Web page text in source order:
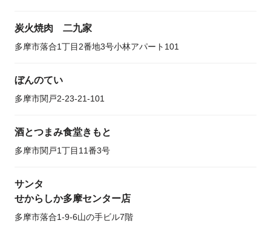
炭火焼肉 二九家
多摩市落合1丁目2番地3号小林アパート101
ぼんのてい
多摩市関戸2-23-21-101
酒とつまみ食堂きもと
多摩市関戸1丁目11番3号
サンタ
せからしか多摩センター店
多摩市落合1-9-6山の手ビル7階